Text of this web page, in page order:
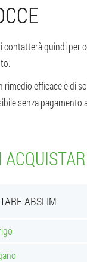
quindi per
efficace è di
senza pagamento
ABSLIM